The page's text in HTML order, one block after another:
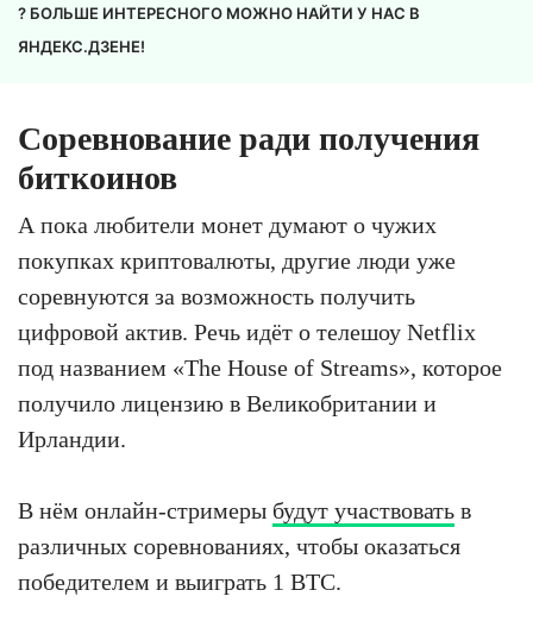
? БОЛЬШЕ ИНТЕРЕСНОГО МОЖНО НАЙТИ У НАС В
ЯНДЕКС.ДЗЕНЕ!
Соревнование ради получения
биткоинов
А пока любители монет думают о чужих
покупках криптовалюты, другие люди уже
соревнуются за возможность получить
цифровой актив. Речь идёт о телешоу Netflix
под названием «The House of Streams», которое
получило лицензию в Великобритании и
Ирландии.
В нём онлайн-стримеры будут участвовать в
различных соревнованиях, чтобы оказаться
победителем и выиграть 1 BTC.